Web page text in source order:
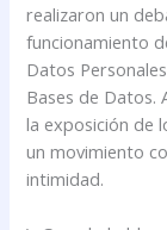
realizaron un
funcionamiento
Datos
Bases de Datos.
la exposición de
un movimiento
intimidad.